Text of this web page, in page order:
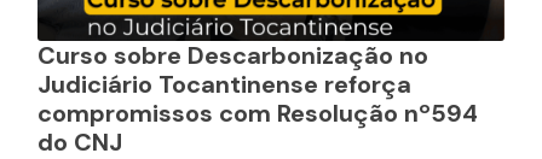
Curso sobre Descarbonização no
Judiciário Tocantinense reforça
compromissos com Resolução nº594
do CNJ